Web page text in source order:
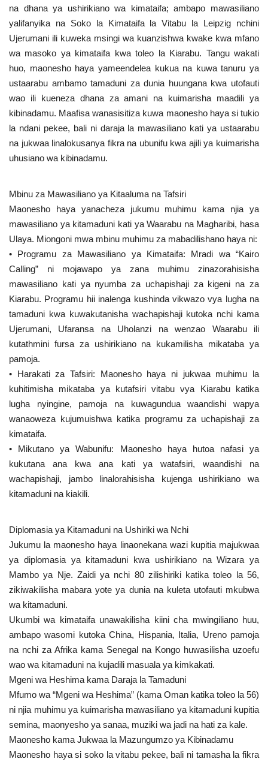
Raia wa ulimwengu mzima
Nyaraka
Nafasi
Washiriki
Video
Wadhamini
Language
English Swahili español
French Arabic
na dhana ya ushirikiano wa kimataifa; ambapo mawasiliano
yalifanyika na Soko la Kimataifa la Vitabu la Leipzig nchini
Ujerumani ili kuweka msingi wa kuanzishwa kwake kwa mfano
wa masoko ya kimataifa kwa toleo la Kiarabu. Tangu wakati
huo, maonesho haya yameendelea kukua na kuwa tanuru ya
ustaarabu ambamo tamaduni za dunia huungana kwa utofauti
wao ili kueneza dhana za amani na kuimarisha maadili ya
kibinadamu. Maafisa wanasisitiza kuwa maonesho haya si tukio
la ndani pekee, bali ni daraja la mawasiliano kati ya ustaarabu
na jukwaa linalokusanya fikra na ubunifu kwa ajili ya kuimarisha
uhusiano wa kibinadamu.
Mbinu za Mawasiliano ya Kitaaluma na Tafsiri
Maonesho haya yanacheza jukumu muhimu kama njia ya
mawasiliano ya kitamaduni kati ya Waarabu na Magharibi, hasa
Ulaya. Miongoni mwa mbinu muhimu za mabadilishano haya ni:
• Programu za Mawasiliano ya Kimataifa: Mradi wa “Kairo
Calling” ni mojawapo ya zana muhimu zinazorahisisha
mawasiliano kati ya nyumba za uchapishaji za kigeni na za
Kiarabu. Programu hii inalenga kushinda vikwazo vya lugha na
tamaduni kwa kuwakutanisha wachapishaji kutoka nchi kama
Ujerumani, Ufaransa na Uholanzi na wenzao Waarabu ili
kutathmini fursa za ushirikiano na kukamilisha mikataba ya
pamoja.
• Harakati za Tafsiri: Maonesho haya ni jukwaa muhimu la
kuhitimisha mikataba ya kutafsiri vitabu vya Kiarabu katika
lugha nyingine, pamoja na kuwagundua waandishi wapya
wanaoweza kujumuishwa katika programu za uchapishaji za
kimataifa.
• Mikutano ya Wabunifu: Maonesho haya hutoa nafasi ya
kukutana ana kwa ana kati ya watafsiri, waandishi na
wachapishaji, jambo linalorahisisha kujenga ushirikiano wa
kitamaduni na kiakili.
Diplomasia ya Kitamaduni na Ushiriki wa Nchi
Jukumu la maonesho haya linaonekana wazi kupitia majukwaa
ya diplomasia ya kitamaduni kwa ushirikiano na Wizara ya
Mambo ya Nje. Zaidi ya nchi 80 zilishiriki katika toleo la 56,
zikiwakilisha mabara yote ya dunia na kuleta utofauti mkubwa
wa kitamaduni.
Ukumbi wa kimataifa unawakilisha kiini cha mwingiliano huu,
ambapo wasomi kutoka China, Hispania, Italia, Ureno pamoja
na nchi za Afrika kama Senegal na Kongo huwasilisha uzoefu
wao wa kitamaduni na kujadili masuala ya kimkakati.
Mgeni wa Heshima kama Daraja la Tamaduni
Mfumo wa “Mgeni wa Heshima” (kama Oman katika toleo la 56)
ni njia muhimu ya kuimarisha mawasiliano ya kitamaduni kupitia
semina, maonyesho ya sanaa, muziki wa jadi na hati za kale.
Maonesho kama Jukwaa la Mazungumzo ya Kibinadamu
Maonesho haya si soko la vitabu pekee, bali ni tamasha la fikra